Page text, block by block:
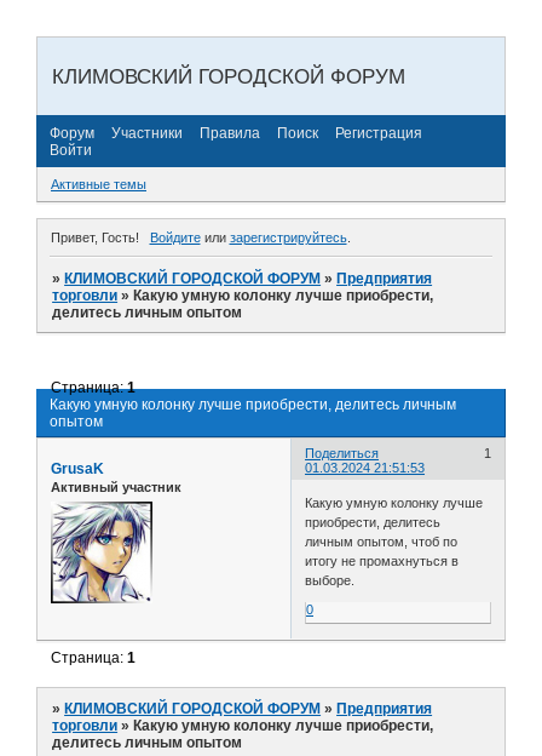
КЛИМОВСКИЙ ГОРОДСКОЙ ФОРУМ
Форум Участники Правила Поиск
Регистрация
Войти
Активные темы
Привет, Гость! Войдитеили зарегистрируйтесь.
»КЛИМОВСКИЙ ГОРОДСКОЙ ФОРУМ »Предприятия
торговли »Какую умную колонку лучше приобрести,
делитесь личным опытом
Какую умную колонку лучше приобрести, делитесь личным
опытом
Страница:1
Поделиться
1
01.03.2024 21:51:53
GrusaK
Активный участник
Какую умную колонку лучше
приобрести, делитесь
личным опытом, чтоб по
итогу не промахнуться в
выборе.
0
Страница:1
»КЛИМОВСКИЙ ГОРОДСКОЙ ФОРУМ »Предприятия
торговли »Какую умную колонку лучше приобрести,
делитесь личным опытом